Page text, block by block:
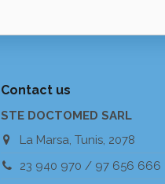
Contact us
STE DOCTOMED SARL
La Marsa, Tunis, 2078
23 940 970 / 97 656 666